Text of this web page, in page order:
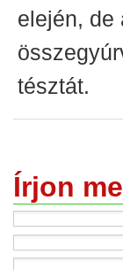
elején, de
tésztát.
Írjon